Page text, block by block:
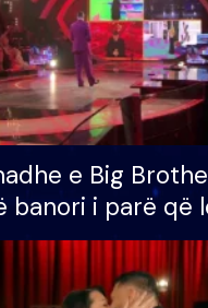
e Big
banori i parë që
humb
e madh